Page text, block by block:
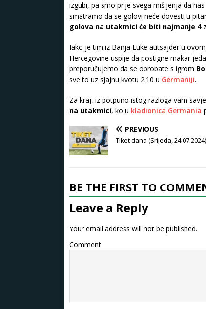
izgubi, pa smo prije svega mišljenja da
smatramo da se golovi neće dovesti u
golova na utakmici će biti najmanje 4
Iako je tim iz Banja Luke autsajder u
Hercegovine uspije da postigne makar
preporučujemo da se oprobate s igrom
sve to uz sjajnu kvotu 2.10 u Germaniji.
Za kraj, iz potpuno istog razloga vam
na utakmici, koju kladionica Germania
PREVIOUS
Tiket dana (Srijeda, 24.07.2024)
BE THE FIRST TO
Leave a Reply
Your email address will not be published.
Comment